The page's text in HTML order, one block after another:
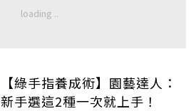
【綠手指養成術】園藝達人：
新手選這2種一次就上手！